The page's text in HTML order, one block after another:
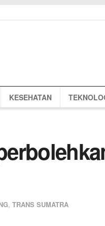
KESEHATAN
, TRANS SUMATRA